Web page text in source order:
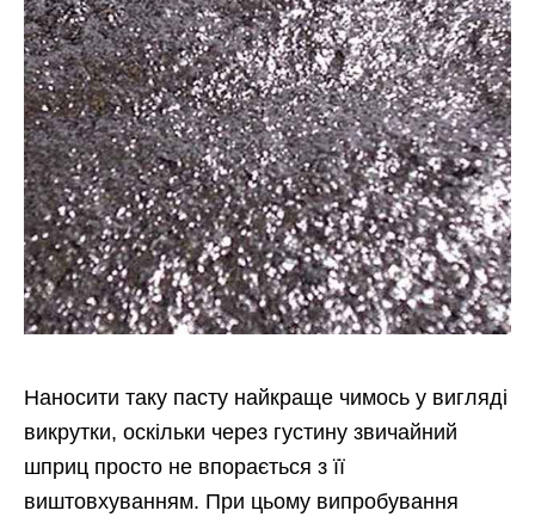
Наносити таку пасту найкраще чимось у вигляді
викрутки, оскільки через густину звичайний
шприц просто не впорається з її
виштовхуванням. При цьому випробування